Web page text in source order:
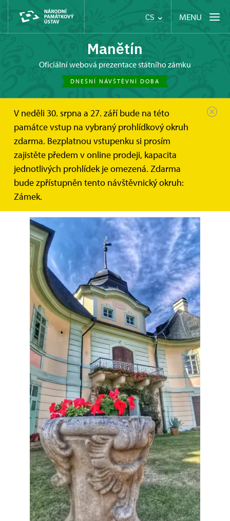
CS MENU
Manětín
oficiální webová prezentace státního zámku
DNEŠNÍ NÁVŠTĚVNÍ DOBA
V neděli 30. srpna a 27. září bude na této
památce vstup na vybraný prohlídkový okruh
zdarma. Bezplatnou vstupenku si prosím
zajistěte předem v online prodeji, kapacita
jednotlivých prohlídek je omezená. Zdarma
bude zpřístupněn tento návštěvnický okruh:
Zámek.
Manětín Zprávy Závěr sezóny na manětínském...
Závěr sezóny na manětínském
zámku - "Jaké vzpomínky nám
letošní rok přinesl"